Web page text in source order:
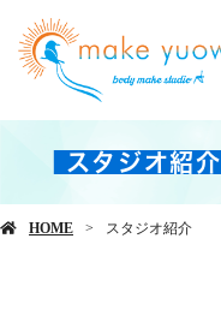
スタジオ紹介
HOME スタジオ紹介